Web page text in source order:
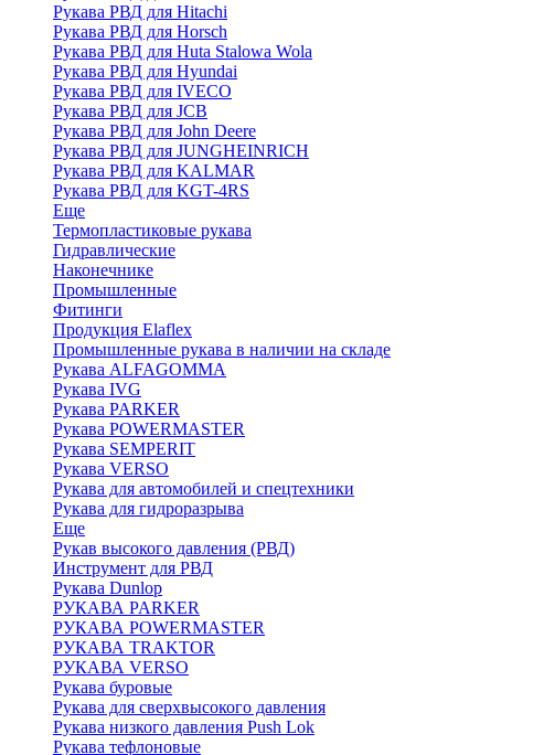
Рукава РВД для Hitachi
Рукава РВД для Horsch
Рукава РВД для Huta Stalowa Wola
Рукава РВД для Hyundai
Рукава РВД для IVECO
Рукава РВД для JCB
Рукава РВД для John Deere
Рукава РВД для JUNGHEINRICH
Рукава РВД для KALMAR
Рукава РВД для KGT-4RS
Еще
Термопластиковые рукава
Гидравлические
Наконечнике
Промышленные
Фитинги
Продукция Elaflex
Промышленные рукава в наличии на складе
Рукава ALFAGOMMA
Рукава IVG
Рукава PARKER
Рукава POWERMASTER
Рукава SEMPERIT
Рукава VERSO
Рукава для автомобилей и спецтехники
Рукава для гидроразрыва
Еще
Рукав высокого давления (РВД)
Инструмент для РВД
Рукава Dunlop
РУКАВА PARKER
РУКАВА POWERMASTER
РУКАВА TRAKTOR
РУКАВА VERSO
Рукава буровые
Рукава для сверхвысокого давления
Рукава низкого давления Push Lok
Рукава тефлоновые